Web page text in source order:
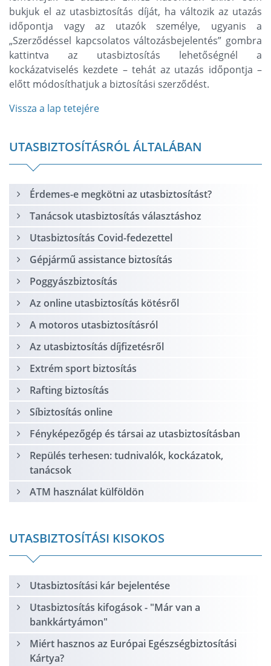
bukjuk el az utasbiztosítás díját, ha változik az utazás
időpontja vagy az utazók személye, ugyanis a
„Szerződéssel kapcsolatos változásbejelentés” gombra
kattintva az utasbiztosítás lehetőségnél a
kockázatviselés kezdete – tehát az utazás időpontja –
előtt módosíthatjuk a biztosítási szerződést.
Vissza a lap tetejére
UTASBIZTOSÍTÁSRÓL ÁLTALÁBAN
Érdemes-e megkötni az utasbiztosítást?
Tanácsok utasbiztosítás választáshoz
Utasbiztosítás Covid-fedezettel
Gépjármű assistance biztosítás
Poggyászbiztosítás
Az online utasbiztosítás kötésről
A motoros utasbiztosításról
Az utasbiztosítás díjfizetésről
Extrém sport biztosítás
Rafting biztosítás
Síbiztosítás online
Fényképezőgép és társai az utasbiztosításban
Repülés terhesen: tudnivalók, kockázatok,
tanácsok
ATM használat külföldön
UTASBIZTOSÍTÁSI KISOKOS
Utasbiztosítási kár bejelentése
Utasbiztosítás kifogások - "Már van a
bankkártyámon"
Miért hasznos az Európai Egészségbiztosítási
Kártya?